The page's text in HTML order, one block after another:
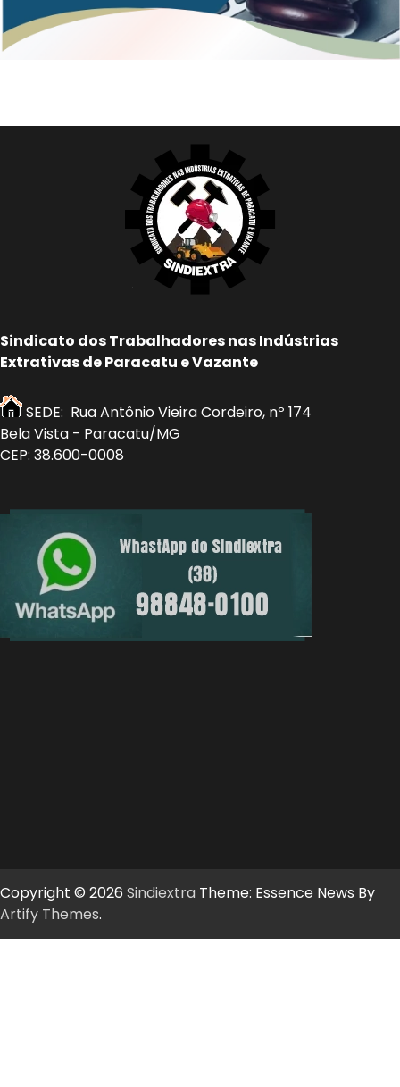
Sindicato dos Trabalhadores nas Indústrias
Extrativas de Paracatu e Vazante
SEDE: Rua Antônio Vieira Cordeiro, nº 174
Bela Vista - Paracatu/MG
CEP: 38.600-0008
Copyright © 2026 Sindiextra Theme: Essence News By
Artify Themes.